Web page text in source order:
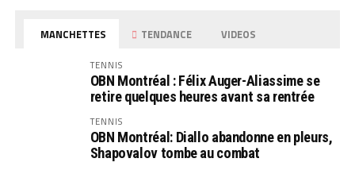
MANCHETTES TENDANCE VIDEOS
TENNIS
OBN Montréal : Félix Auger-Aliassime se
retire quelques heures avant sa rentrée
TENNIS
OBN Montréal: Diallo abandonne en pleurs,
Shapovalov tombe au combat